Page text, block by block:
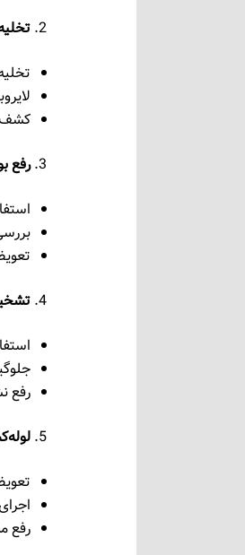
کشف
رفع
رفع
رفع